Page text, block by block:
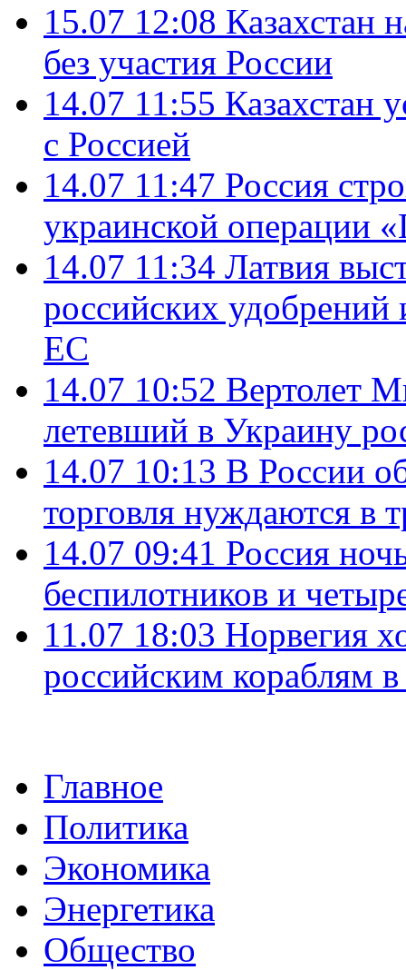
15.07 12:08 Казахстан
без участия России
14.07 11:55 Казахстан
с Россией
14.07 11:47 Россия
украинской операции
14.07 11:34 Латвия
российских
ЕС
14.07 10:52 Вертолет
летевший в Украину
14.07 10:13 В России
торговля нуждаются в
14.07 09:41 Россия
беспилотников и
11.07 18:03 Норвегия
российским кораблям
Главное
Политика
Экономика
Энергетика
Общество